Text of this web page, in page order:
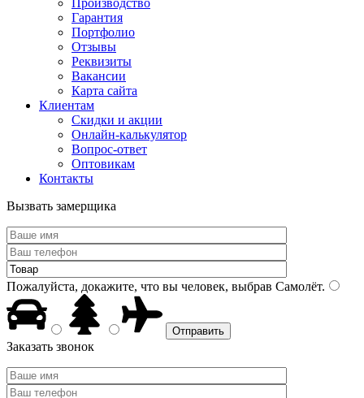
Производство
Гарантия
Портфолио
Отзывы
Реквизиты
Вакансии
Карта сайта
Клиентам
Скидки и акции
Онлайн-калькулятор
Вопрос-ответ
Оптовикам
Контакты
Вызвать замерщика
Пожалуйста, докажите, что вы человек, выбрав Самолёт.
Заказать звонок